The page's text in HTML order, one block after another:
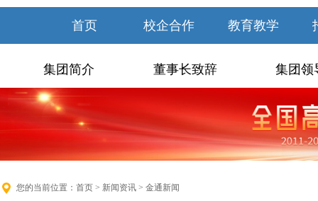
首页 校企合作 教育教学
集团简介 董事长致辞 集团领
您的当前位置： 首页 > 新闻资讯 > 金通新闻